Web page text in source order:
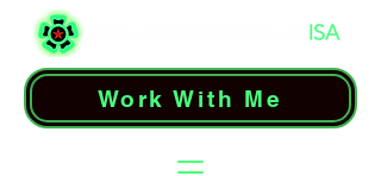
Work With Me